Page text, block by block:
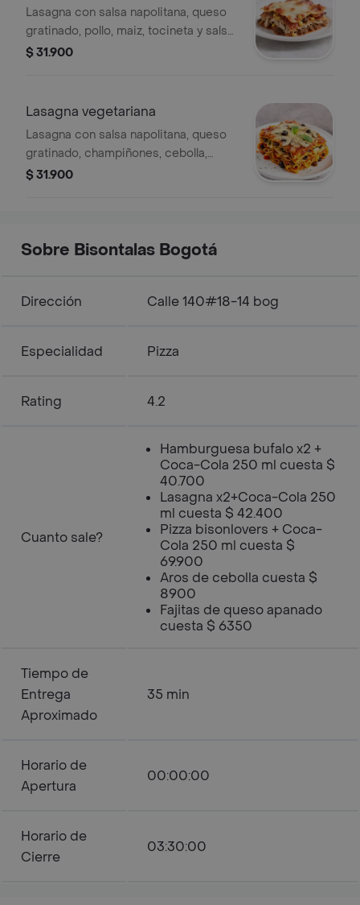
Lasagna con salsa napolitana, queso
gratinado, pollo, maiz, tocineta y salsa
de la casa
$ 31.900
Lasagna vegetariana
Lasagna con salsa napolitana, queso
gratinado, champiñones, cebolla,
aceitunas, pimenton y tomate
$ 31.900
Sobre Bisontalas Bogotá
Dirección Calle 140#18-14 bog
Especialidad Pizza
Rating 4.2
Cuanto sale?
Hamburguesa bufalo x2 +
Coca-Cola 250 ml cuesta $
40.700
Lasagna x2+Coca-Cola 250
ml cuesta $ 42.400
Pizza bisonlovers + Coca-
Cola 250 ml cuesta $
69.900
Aros de cebolla cuesta $
8900
Fajitas de queso apanado
cuesta $ 6350
Tiempo de
Entrega
Aproximado
35 min
Horario de
Apertura
00:00:00
Horario de
Cierre
03:30:00